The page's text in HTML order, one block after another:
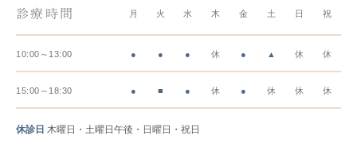
診療時間 月 火 水 木 金 土 日 祝
10:00～13:00 ● ● ● 休 ● ▲ 休 休
15:00～18:30 ● ■ ● 休 ● 休 休 休
休診日 木曜日・土曜日午後・日曜日・祝日